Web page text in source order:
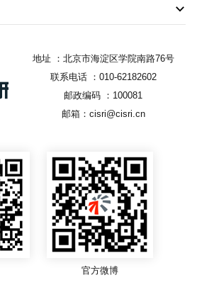
地址 ：北京市海淀区学院南路76号
联系电话 ：010-62182602
邮政编码 ：100081
邮箱：cisri@cisri.cn
官方微博